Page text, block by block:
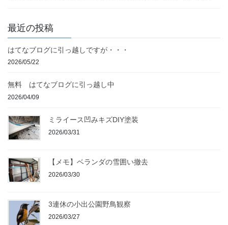
最近の投稿
はてなブログに引っ越しですが・・・
2026/05/22
無料 はてなブログに引っ越し中
2026/04/09
ミライース凹みキズDIY塗装
2026/03/31
【メモ】ベランダの雪囲い撤去
2026/03/30
3連休の小出公園野鳥観察
2026/03/27